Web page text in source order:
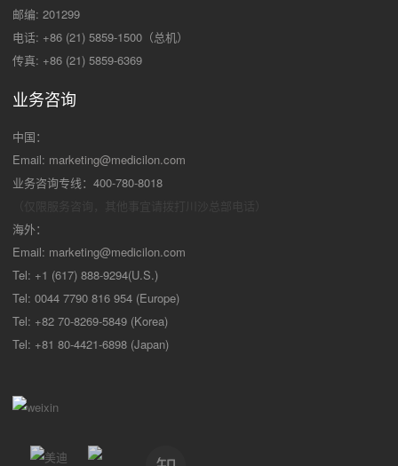
邮编: 201299
电话: +86 (21) 5859-1500（总机）
传真: +86 (21) 5859-6369
业务咨询
中国：
Email: marketing@medicilon.com
业务咨询专线：400-780-8018
海外：
Email: marketing@medicilon.com
Tel: +1 (617) 888-9294(U.S.)
Tel: 0044 7790 816 954 (Europe)
Tel: +82 70-8269-5849 (Korea)
Tel: +81 80-4421-6898 (Japan)